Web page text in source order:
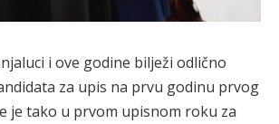
i ove godine bilježi odlično
za upis na prvu godinu prvog
je tako u prvom upisnom roku za